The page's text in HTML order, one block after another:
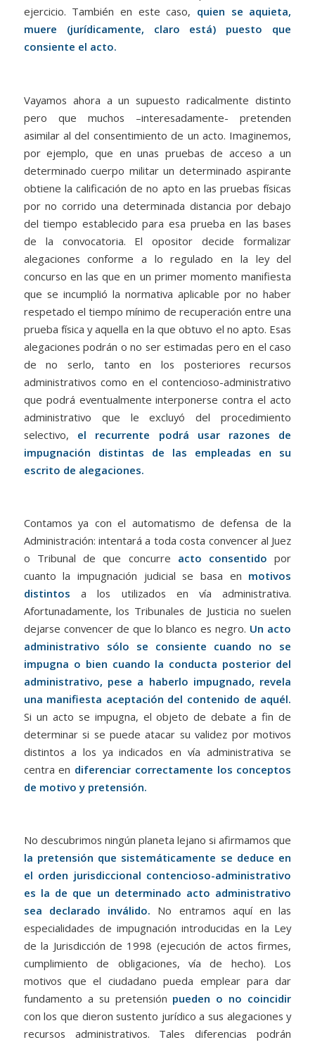
ejercicio. También en este caso, quien se aquieta,
muere (jurídicamente, claro está) puesto que
consiente el acto.
Vayamos ahora a un supuesto radicalmente distinto
pero que muchos –interesadamente- pretenden
asimilar al del consentimiento de un acto. Imaginemos,
por ejemplo, que en unas pruebas de acceso a un
determinado cuerpo militar un determinado aspirante
obtiene la calificación de no apto en las pruebas físicas
por no corrido una determinada distancia por debajo
del tiempo establecido para esa prueba en las bases
de la convocatoria. El opositor decide formalizar
alegaciones conforme a lo regulado en la ley del
concurso en las que en un primer momento manifiesta
que se incumplió la normativa aplicable por no haber
respetado el tiempo mínimo de recuperación entre una
prueba física y aquella en la que obtuvo el no apto. Esas
alegaciones podrán o no ser estimadas pero en el caso
de no serlo, tanto en los posteriores recursos
administrativos como en el contencioso-administrativo
que podrá eventualmente interponerse contra el acto
administrativo que le excluyó del procedimiento
selectivo, el recurrente podrá usar razones de
impugnación distintas de las empleadas en su
escrito de alegaciones.
Contamos ya con el automatismo de defensa de la
Administración: intentará a toda costa convencer al Juez
o Tribunal de que concurre acto consentido por
cuanto la impugnación judicial se basa en motivos
distintos a los utilizados en vía administrativa.
Afortunadamente, los Tribunales de Justicia no suelen
dejarse convencer de que lo blanco es negro. Un acto
administrativo sólo se consiente cuando no se
impugna o bien cuando la conducta posterior del
administrativo, pese a haberlo impugnado, revela
una manifiesta aceptación del contenido de aquél.
Si un acto se impugna, el objeto de debate a fin de
determinar si se puede atacar su validez por motivos
distintos a los ya indicados en vía administrativa se
centra en diferenciar correctamente los conceptos
de motivo y pretensión.
No descubrimos ningún planeta lejano si afirmamos que
la pretensión que sistemáticamente se deduce en
el orden jurisdiccional contencioso-administrativo
es la de que un determinado acto administrativo
sea declarado inválido. No entramos aquí en las
especialidades de impugnación introducidas en la Ley
de la Jurisdicción de 1998 (ejecución de actos firmes,
cumplimiento de obligaciones, vía de hecho). Los
motivos que el ciudadano pueda emplear para dar
fundamento a su pretensión pueden o no coincidir
con los que dieron sustento jurídico a sus alegaciones y
recursos administrativos. Tales diferencias podrán